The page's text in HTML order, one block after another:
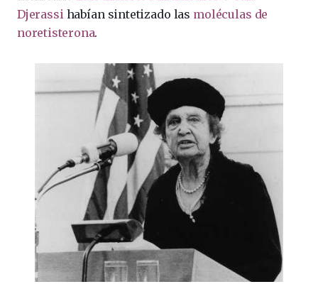
Djerassihabían sintetizado las moléculas de
noretisterona.